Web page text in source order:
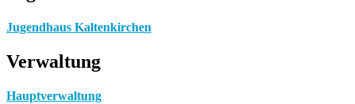
Jugendhaus Kaltenkirchen
Verwaltung
Hauptverwaltung